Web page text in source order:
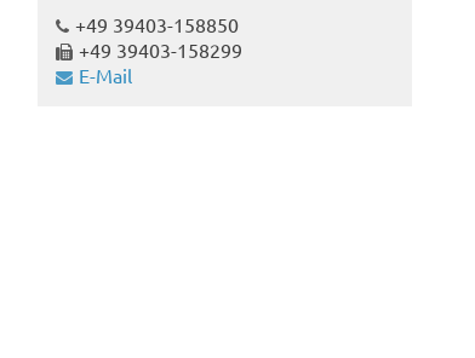
+49 39403-158850
+49 39403-158299
E-Mail